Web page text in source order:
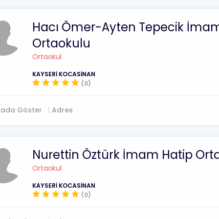
Hacı Ömer-Ayten Tepecik
Ortaokulu
Ortaokul
KAYSERİ KOCASİNAN
(0)
Göster Adres
Nurettin Öztürk İmam Hatip
Ortaokul
KAYSERİ KOCASİNAN
(0)